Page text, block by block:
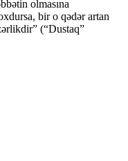
olmasına
bir o qədər artan
(“Dustaq”